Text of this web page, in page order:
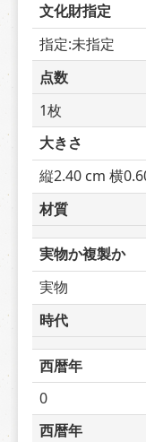
文化財指定
指定:未指定
点数
1枚
大きさ
縦2.40 cm 横
材質
実物か複製か
実物
時代
西暦年
0
西暦年